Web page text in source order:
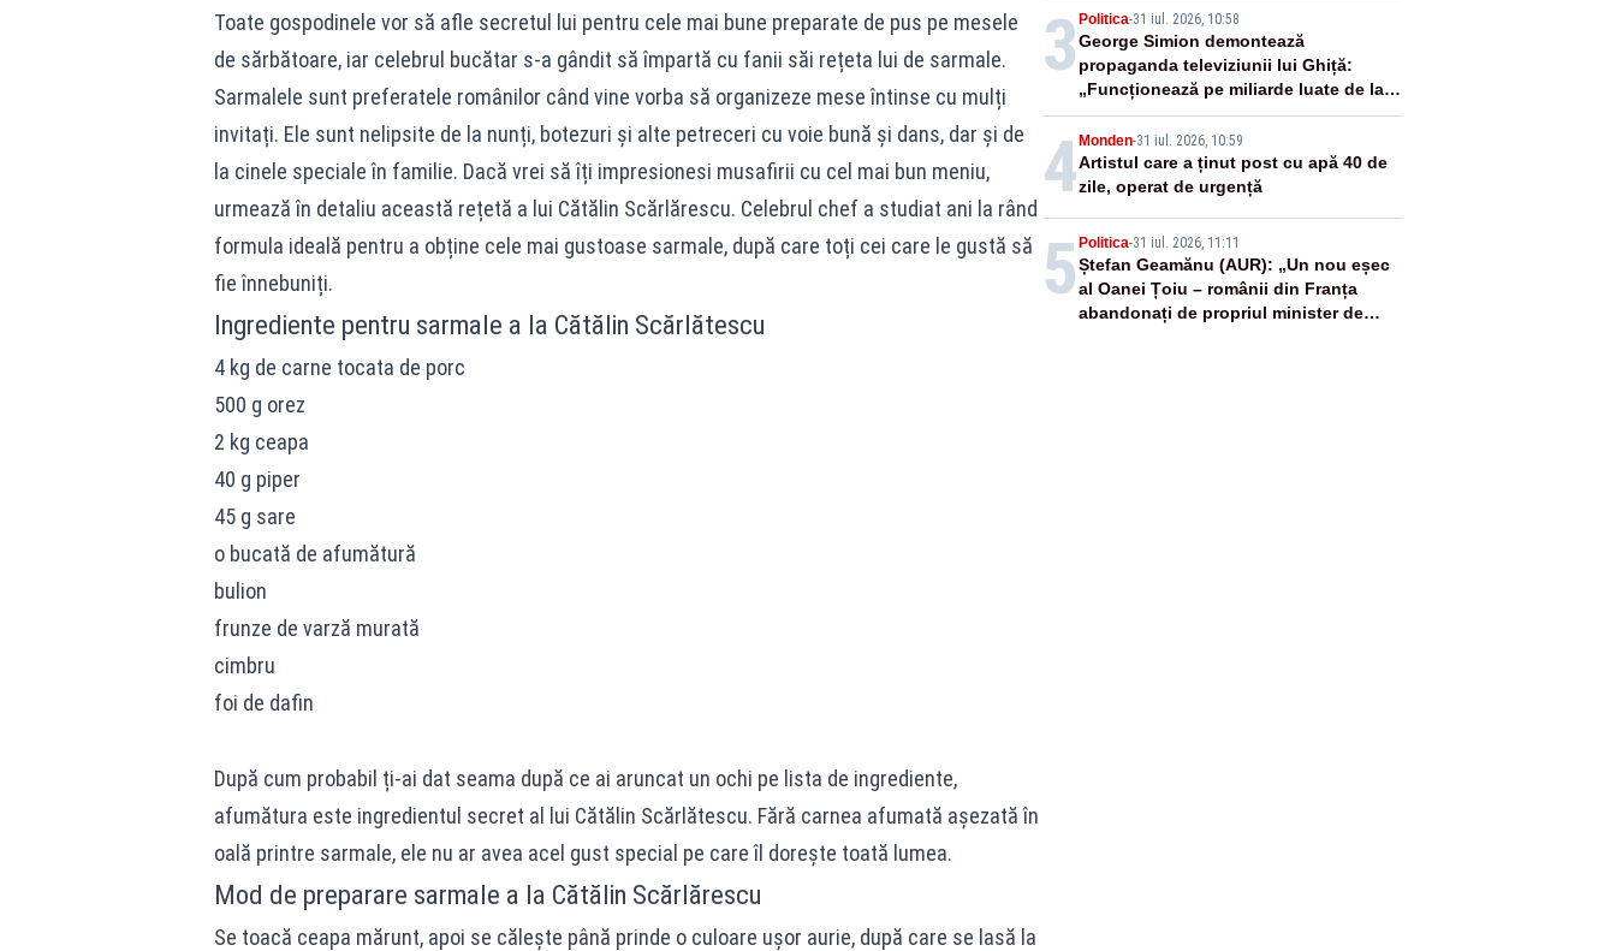
Toate gospodinele vor să afle secretul lui pentru cele mai bune preparate de pus pe mesele
de sărbătoare, iar celebrul bucătar s-a gândit să împartă cu fanii săi rețeta lui de sarmale.
Sarmalele sunt preferatele românilor când vine vorba să organizeze mese întinse cu mulți
invitați. Ele sunt nelipsite de la nunți, botezuri și alte petreceri cu voie bună și dans, dar și de
la cinele speciale în familie. Dacă vrei să îți impresionesi musafirii cu cel mai bun meniu,
urmează în detaliu această rețetă a lui Cătălin Scărlărescu. Celebrul chef a studiat ani la rând
formula ideală pentru a obține cele mai gustoase sarmale, după care toți cei care le gustă să
fie înnebuniți.
Ingrediente pentru sarmale a la Cătălin Scărlătescu
4 kg de carne tocata de porc
500 g orez
2 kg ceapa
40 g piper
45 g sare
o bucată de afumătură
bulion
frunze de varză murată
cimbru
foi de dafin
După cum probabil ți-ai dat seama după ce ai aruncat un ochi pe lista de ingrediente,
afumătura este ingredientul secret al lui Cătălin Scărlătescu. Fără carnea afumată așezată în
oală printre sarmale, ele nu ar avea acel gust special pe care îl dorește toată lumea.
Mod de preparare sarmale a la Cătălin Scărlărescu
Se toacă ceapa mărunt, apoi se călește până prinde o culoare ușor aurie, după care se lasă la
3 Politica-31 iul. 2026, 10:58
George Simion demontează
propaganda televiziunii lui Ghiță:
„Funcționează pe miliarde luate de la
români”
4Monden-31 iul. 2026, 10:59
Artistul care a ținut post cu apă 40 de
zile, operat de urgență
5 Politica-31 iul. 2026, 11:11
Ștefan Geamănu (AUR): „Un nou eșec
al Oanei Țoiu – românii din Franța
abandonați de propriul minister de